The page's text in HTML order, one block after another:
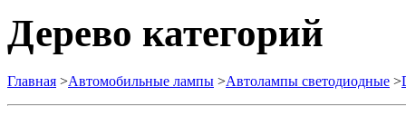
Дерево категорий
Главная >Автомобильные лампы >Автолампы светодиодные >